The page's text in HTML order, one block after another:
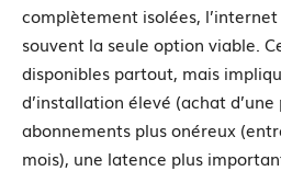
complètement isolées,
souvent la seule option viable.
disponibles partout, mais
d’installation élevé (achat
abonnements plus onéreux
mois), une latence plus